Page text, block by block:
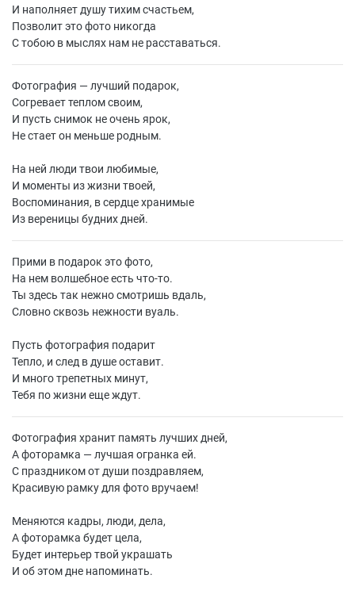
И наполняет душу тихим счастьем,
Позволит это фото никогда
С тобою в мыслях нам не расставаться.
Фотография — лучший подарок,
Согревает теплом своим,
И пусть снимок не очень ярок,
Не стает он меньше родным.
На ней люди твои любимые,
И моменты из жизни твоей,
Воспоминания, в сердце хранимые
Из вереницы будних дней.
Прими в подарок это фото,
На нем волшебное есть что-то.
Ты здесь так нежно смотришь вдаль,
Словно сквозь нежности вуаль.
Пусть фотография подарит
Тепло, и след в душе оставит.
И много трепетных минут,
Тебя по жизни еще ждут.
Фотография хранит память лучших дней,
А фоторамка — лучшая огранка ей.
С праздником от души поздравляем,
Красивую рамку для фото вручаем!
Меняются кадры, люди, дела,
А фоторамка будет цела,
Будет интерьер твой украшать
И об этом дне напоминать.